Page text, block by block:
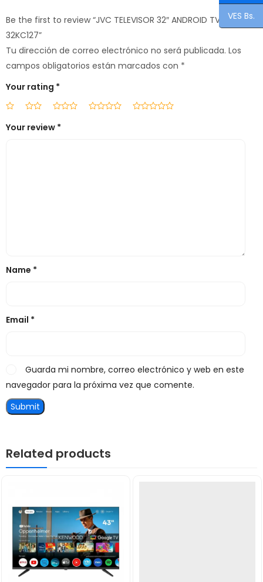
Be the first to review “JVC TELEVISOR 32″ ANDROID TV LT-
32KC127”
Tu dirección de correo electrónico no será publicada. Los
campos obligatorios están marcados con *
Your rating *
Your review *
Name *
Email *
Guarda mi nombre, correo electrónico y web en este
navegador para la próxima vez que comente.
Related products
VES Bs.